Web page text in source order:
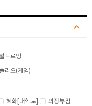
드로잉
리오(게임)
혜화[대학로] 의정부점